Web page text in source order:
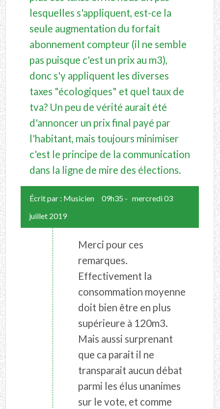
lesquelles s'appliquent, est-ce la
seule augmentation du forfait
abonnement compteur (il ne semble
pas puisque c'est un prix au m3),
donc s'y appliquent les diverses
taxes "écologiques" et quel taux de
tva? Un peu de vérité aurait été
d'annoncer un prix final payé par
l'habitant, mais toujours minimiser
c'est le principe de la communication
dans la ligne de mire des élections.
Écrit par : Musicien 09h35 - mercredi 03
juillet 2019
Merci pour ces
remarques.
Effectivement la
consommation moyenne
doit bien être en plus
supérieure à 120m3.
Mais aussi surprenant
que ca parait il ne
transparait aucun débat
parmi les élus unanimes
sur le vote, et comme